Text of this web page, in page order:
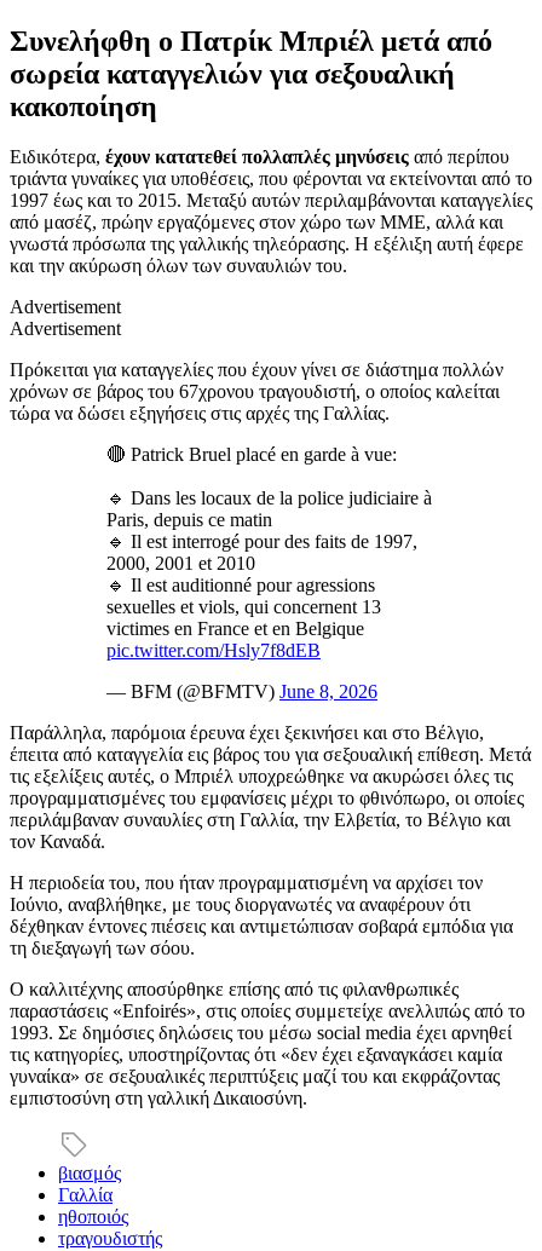
Συνελήφθη ο Πατρίκ Μπριέλ μετά από
σωρεία καταγγελιών για σεξουαλική
κακοποίηση
Ειδικότερα, έχουν κατατεθεί πολλαπλές μηνύσεις από περίπου
τριάντα γυναίκες για υποθέσεις, που φέρονται να εκτείνονται από το
1997 έως και το 2015. Μεταξύ αυτών περιλαμβάνονται καταγγελίες
από μασέζ, πρώην εργαζόμενες στον χώρο των ΜΜΕ, αλλά και
γνωστά πρόσωπα της γαλλικής τηλεόρασης. Η εξέλιξη αυτή έφερε
και την ακύρωση όλων των συναυλιών του.
Advertisement
Advertisement
Πρόκειται για καταγγελίες που έχουν γίνει σε διάστημα πολλών
χρόνων σε βάρος του 67χρονου τραγουδιστή, ο οποίος καλείται
τώρα να δώσει εξηγήσεις στις αρχές της Γαλλίας.
🔴 Patrick Bruel placé en garde à vue:
🔹 Dans les locaux de la police judiciaire à
Paris, depuis ce matin
🔹 Il est interrogé pour des faits de 1997,
2000, 2001 et 2010
🔹 Il est auditionné pour agressions
sexuelles et viols, qui concernent 13
victimes en France et en Belgique
pic.twitter.com/Hsly7f8dEB
— BFM (@BFMTV) June 8, 2026
Παράλληλα, παρόμοια έρευνα έχει ξεκινήσει και στο Βέλγιο,
έπειτα από καταγγελία εις βάρος του για σεξουαλική επίθεση. Μετά
τις εξελίξεις αυτές, ο Μπριέλ υποχρεώθηκε να ακυρώσει όλες τις
προγραμματισμένες του εμφανίσεις μέχρι το φθινόπωρο, οι οποίες
περιλάμβαναν συναυλίες στη Γαλλία, την Ελβετία, το Βέλγιο και
τον Καναδά.
Η περιοδεία του, που ήταν προγραμματισμένη να αρχίσει τον
Ιούνιο, αναβλήθηκε, με τους διοργανωτές να αναφέρουν ότι
δέχθηκαν έντονες πιέσεις και αντιμετώπισαν σοβαρά εμπόδια για
τη διεξαγωγή των σόου.
Ο καλλιτέχνης αποσύρθηκε επίσης από τις φιλανθρωπικές
παραστάσεις «Enfoirés», στις οποίες συμμετείχε ανελλιπώς από το
1993. Σε δημόσιες δηλώσεις του μέσω social media έχει αρνηθεί
τις κατηγορίες, υποστηρίζοντας ότι «δεν έχει εξαναγκάσει καμία
γυναίκα» σε σεξουαλικές περιπτύξεις μαζί του και εκφράζοντας
εμπιστοσύνη στη γαλλική Δικαιοσύνη.
βιασμός
Γαλλία
ηθοποιός
τραγουδιστής